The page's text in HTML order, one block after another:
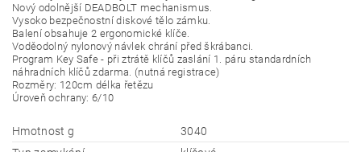
Nový odolnější DEADBOLT mechanismus.
Vysoko bezpečnostní diskové tělo zámku.
Balení obsahuje 2 ergonomické klíče.
Voděodolný nylonový návlek chrání před škrábanci.
Program Key Safe - při ztrátě klíčů zaslání 1. páru standardních
náhradních klíčů zdarma. (nutná registrace)
Rozměry: 120cm délka řetězu
Úroveň ochrany: 6/10
Hmotnost g
3040